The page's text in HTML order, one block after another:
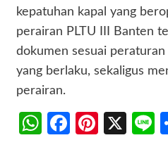
kepatuhan kapal yang
perairan PLTU III Banten
dokumen sesuai
yang berlaku, sekaligus
perairan.
WhatsApp
Facebook
X